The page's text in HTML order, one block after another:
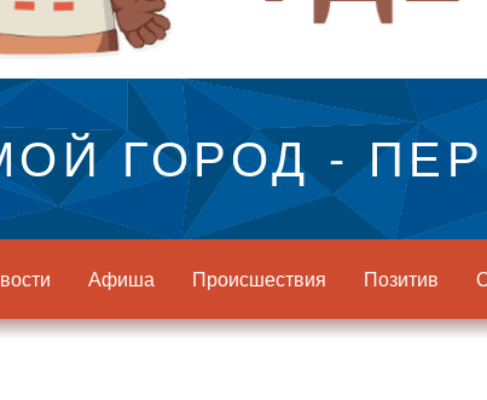
ГОРОД -
Афиша Происшествия Позитив